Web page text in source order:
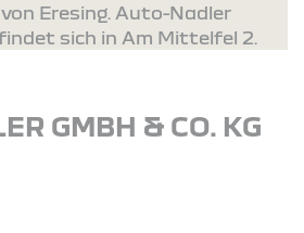
Eresing. Auto-Nadler
sich in Am Mittelfel 2.
GMBH & CO. KG